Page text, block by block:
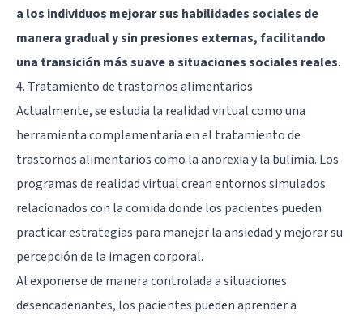
a los individuos mejorar sus habilidades sociales de
manera gradual y sin presiones externas, facilitando
una transición más suave a situaciones sociales reales.
4. Tratamiento de trastornos alimentarios
Actualmente, se estudia la realidad virtual como una
herramienta complementaria en el tratamiento de
trastornos alimentarios como la anorexia y la bulimia. Los
programas de realidad virtual crean entornos simulados
relacionados con la comida donde los pacientes pueden
practicar estrategias para manejar la ansiedad y mejorar su
percepción de la imagen corporal.
Al exponerse de manera controlada a situaciones
desencadenantes, los pacientes pueden aprender a